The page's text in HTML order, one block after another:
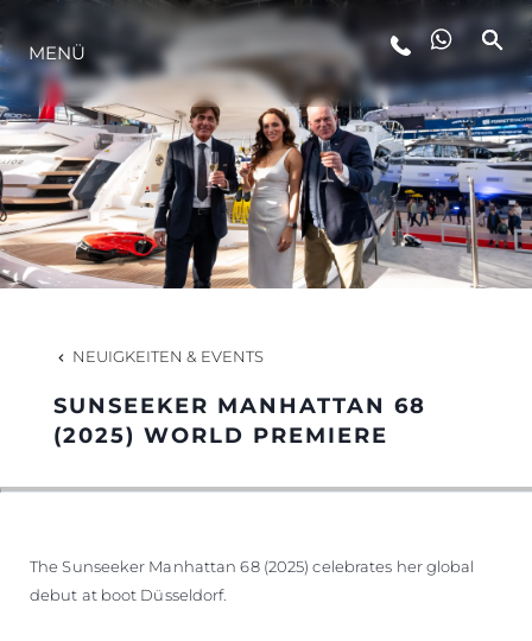
LIFESTYLE
INNOVATION
DIE FIRMA
DAS TEAM
GESCHICHTE
MENÜ
NEUIGKEITEN & EVENTS
SUNSEEKER MANHATTAN 68
(2025) WORLD PREMIERE
The Sunseeker Manhattan 68 (2025) celebrates her global
debut at boot Düsseldorf.